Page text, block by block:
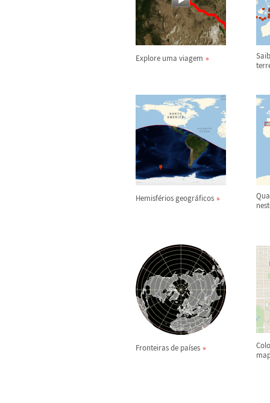
Explore uma viagem
Hemisférios geográficos
Fronteiras de países